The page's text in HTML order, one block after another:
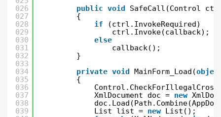
026
027
028
029
030
031
032
033
034
035
036
037
038
039
public void
SafeCall(Control
{
if
(ctrl.InvokeRequired)
ctrl.Invoke(callback);
else
callback();
}
private void MainForm_Load(
{
XmlDocument doc = new
List list = new List();